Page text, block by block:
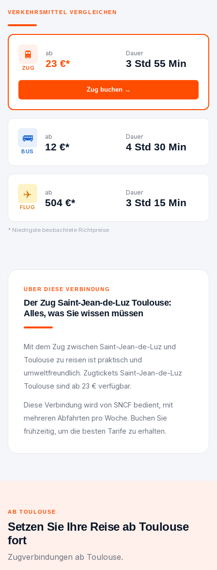
VERKEHRSMITTEL VERGLEICHEN
🚆
ZUG
ab
23 €*
Dauer
3 Std 55 Min
Zug buchen →
🚌
BUS
ab
12 €*
Dauer
4 Std 30 Min
✈️
FLUG
ab
504 €*
Dauer
3 Std 15 Min
* Niedrigste beobachtete Richtpreise.
ÜBER DIESE VERBINDUNG
Der Zug Saint-Jean-de-Luz Toulouse:
Alles, was Sie wissen müssen
Mit dem Zug zwischen Saint-Jean-de-Luz und
Toulouse zu reisen ist praktisch und
umweltfreundlich. Zugtickets Saint-Jean-de-Luz
Toulouse sind ab 23 € verfügbar.
Diese Verbindung wird von SNCF bedient, mit
mehreren Abfahrten pro Woche. Buchen Sie
frühzeitig, um die besten Tarife zu erhalten.
AB TOULOUSE
Setzen Sie Ihre Reise ab Toulouse
fort
Zugverbindungen ab Toulouse.